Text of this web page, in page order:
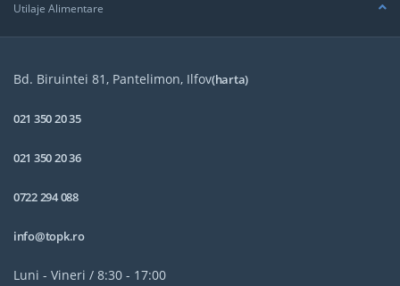
Utilaje Alimentare
Bd. Biruintei 81, Pantelimon, Ilfov(harta)
021 350 20 35
021 350 20 36
0722 294 088
info@topk.ro
Luni - Vineri / 8:30 - 17:00